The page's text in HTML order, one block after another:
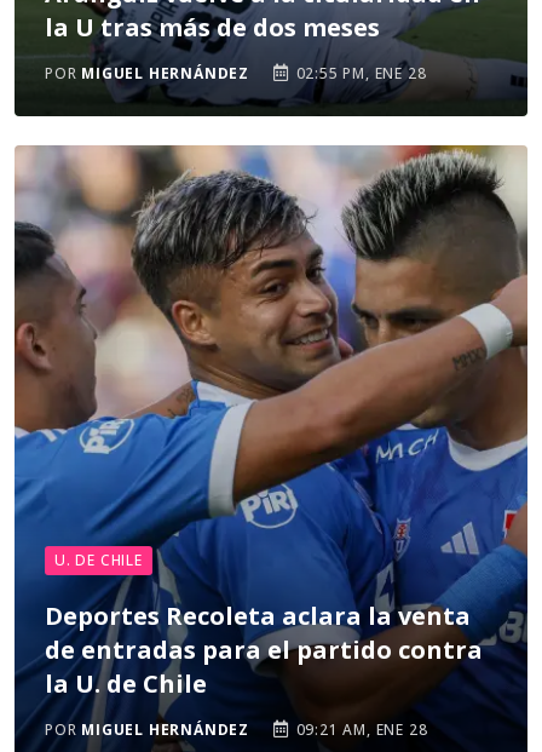
la U tras más de dos meses
POR MIGUEL HERNÁNDEZ 02:55 PM, ENE 28
U. DE CHILE
Deportes Recoleta aclara la venta
de entradas para el partido contra
la U. de Chile
POR MIGUEL HERNÁNDEZ 09:21 AM, ENE 28